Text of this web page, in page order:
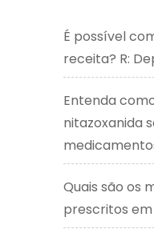
É possível
receita? R:
Entenda
nitazoxanida
Quais são os
prescritos em